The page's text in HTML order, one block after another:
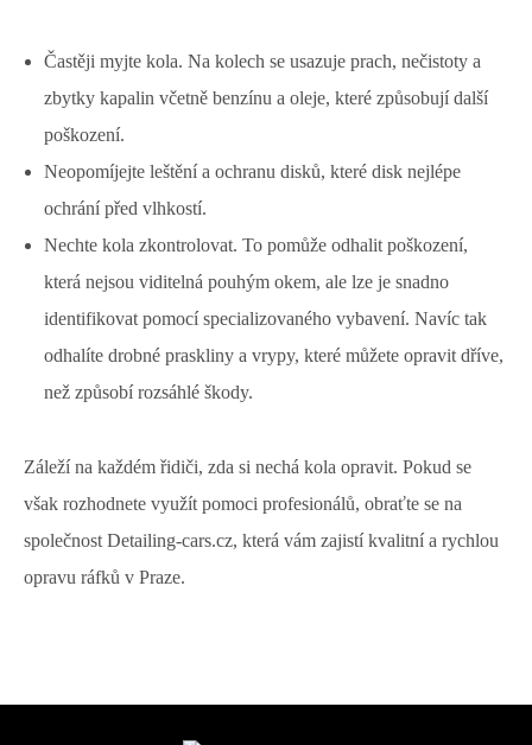
Častěji myjte kola. Na kolech se usazuje prach, nečistoty a
zbytky kapalin včetně benzínu a oleje, které způsobují další
poškození.
Neopomíjejte leštění a ochranu disků, které disk nejlépe
ochrání před vlhkostí.
Nechte kola zkontrolovat. To pomůže odhalit poškození,
která nejsou viditelná pouhým okem, ale lze je snadno
identifikovat pomocí specializovaného vybavení. Navíc tak
odhalíte drobné praskliny a vrypy, které můžete opravit dříve,
než způsobí rozsáhlé škody.
Záleží na každém řidiči, zda si nechá kola opravit. Pokud se
však rozhodnete využít pomoci profesionálů, obraťte se na
společnost Detailing-cars.cz, která vám zajistí kvalitní a rychlou
opravu ráfků v Praze.